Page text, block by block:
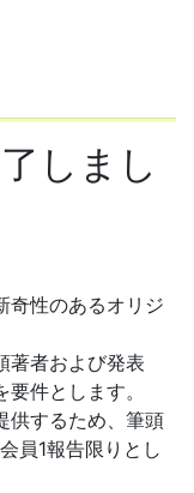
しまし
奇性のあるオリジ
著者および発表
件とします。
供するため、筆頭
員1報告限りとし